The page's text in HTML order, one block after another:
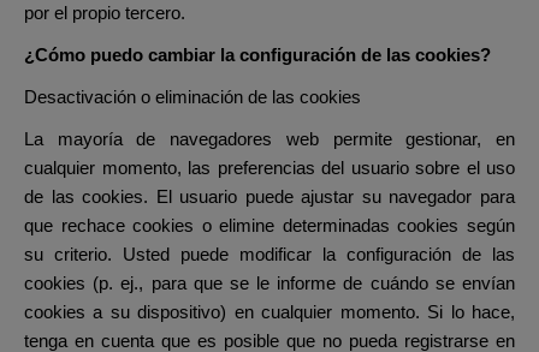
por el propio tercero.
¿Cómo puedo cambiar la configuración de las cookies?
Desactivación o eliminación de las cookies
La mayoría de navegadores web permite gestionar, en
cualquier momento, las preferencias del usuario sobre el uso
de las cookies. El usuario puede ajustar su navegador para
que rechace cookies o elimine determinadas cookies según
su criterio. Usted puede modificar la configuración de las
cookies (p. ej., para que se le informe de cuándo se envían
cookies a su dispositivo) en cualquier momento. Si lo hace,
tenga en cuenta que es posible que no pueda registrarse en